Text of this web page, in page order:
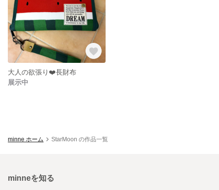
大人の欲張り❤️長財布
展示中
minne ホーム StarMoon の作品一覧
minneを知る